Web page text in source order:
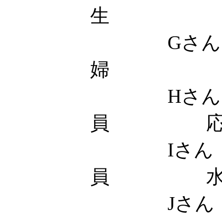
生 土
Gさ
婦 応
Hさん
員 応
Iさん
員 水
Jさん